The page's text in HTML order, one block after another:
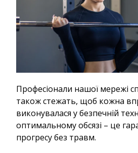
Професіонали нашої мережі
також стежать, щоб кожна
виконувалася у безпечній
оптимальному обсязі – це
прогресу без травм.